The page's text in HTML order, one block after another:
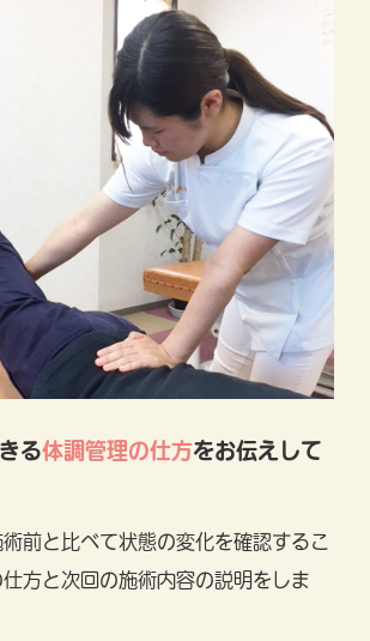
る体調管理の仕方をお伝えして
前と比べて状態の変化を確認するこ
方と次回の施術内容の説明をしま